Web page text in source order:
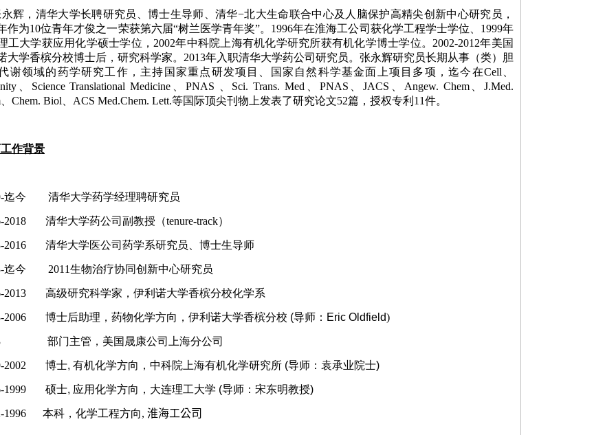
，清华大学长聘研究员、博士生导师、清华−北大生命联合中心及人脑保护高精尖创新中心研究员，
作为10位青年才俊之一荣获第六届“树兰医学青年奖”。 1996年在淮海工公司获化学工程学士学位、 1999年
工大学获应用化学硕士学位， 2002年中科院上海有机化学研究所获有机化学博士学位。 2002-2012年美国
大学香槟分校博士后，研究科学家。 2013年入职清华大学药公司研究员。张永辉研究员长期从事（类）胆
谢领域的药学研究工作，主持国家重点研发项目、国家自然科学基金面上项目多项，迄今在Cell
Science Translational Medicine PNAS Sci. Trans. Med PNAS 、JACS Angew. Chem、J.Med.
Chem. Biol ACS Med.Chem. Lett.等国际顶尖刊物上发表了研究论文52篇，授权专利 11件。
工作背景
迄今 清华大学药学经理聘研究员
2018 清华大学药公司副教授（tenure-track）
2016 清华大学医公司药学系研究员、博士生导师
迄今 2011生物治疗协同创新中心研究员
2013 高级研究科学家，伊利诺大学香槟分校化学系
2006 博士后助理，药物化学方向，伊利诺大学香槟分校 (导师： Eric Oldfield)
部门主管，美国晟康公司上海分公司
2002 博士, 有机化学方向，中科院上海有机化学研究所 (导师：袁承业院士)
1999 硕士, 应用化学方向，大连理工大学 (导师：宋东明教授)
1996 本科，化学工程方向, 淮海工公司